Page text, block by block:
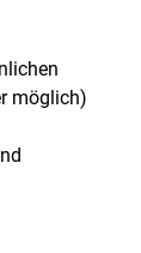
möglich)